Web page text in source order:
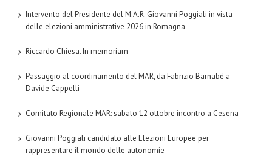
Intervento del Presidente del M.A.R. Giovanni Poggiali in vista
delle elezioni amministrative 2026 in Romagna
Riccardo Chiesa. In memoriam
Passaggio al coordinamento del MAR, da Fabrizio Barnabè a
Davide Cappelli
Comitato Regionale MAR: sabato 12 ottobre incontro a Cesena
Giovanni Poggiali candidato alle Elezioni Europee per
rappresentare il mondo delle autonomie